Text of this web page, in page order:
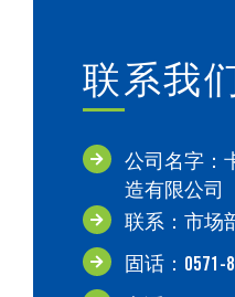
联系我们
公司名字：
造有限公司
联系：市场
固话：0571-